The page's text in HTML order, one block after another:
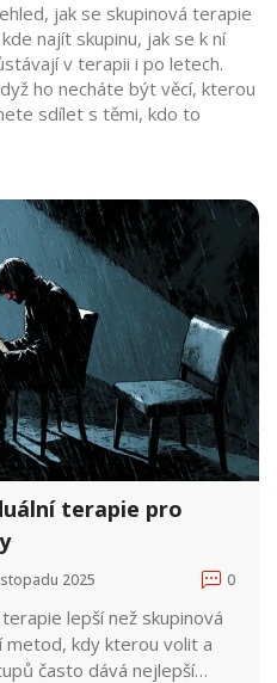
jak se skupinová terapie
najít skupinu, jak se k ní
v terapii i po letech.
ho necháte být věcí, kterou
sdílet s těmi, kdo to
terapie pro
2025 0
lepší než skupinová
metod, kdy kterou volit a
často dává nejlepší